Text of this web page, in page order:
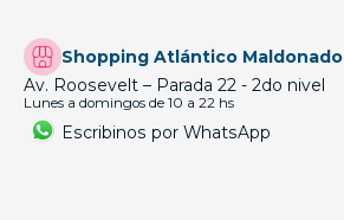
Shopping Atlántico Maldonado
Av. Roosevelt – Parada 22 - 2do nivel
Lunes a domingos de 10 a 22 hs
Escribinos por WhatsApp